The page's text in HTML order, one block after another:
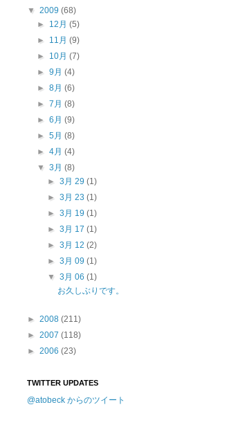
▼ 2009 (68)
► 12月(5)
► 11月(9)
► 10月(7)
►9月(4)
►8月(6)
►7月(8)
►6月(9)
►5月(8)
►4月(4)
▼3月(8)
► 3月 29 (1)
► 3月 23 (1)
► 3月 19 (1)
► 3月 17 (1)
► 3月 12 (2)
► 3月 09 (1)
▼ 3月 06 (1)
お久しぶりです。
► 2008 (211)
► 2007 (118)
► 2006 (23)
TWITTER UPDATES
@atobeck からのツイート